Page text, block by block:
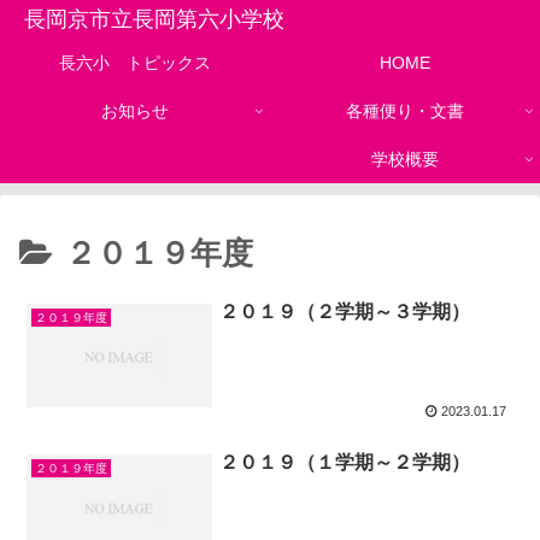
長岡京市立長岡第六小学校
長六小 トピックス HOME
お知らせ 各種便り・文書
学校概要
２０１９年度
２０１９年度 ２０１９（２学期～３学期）
2023.01.17
２０１９年度 ２０１９（１学期～２学期）